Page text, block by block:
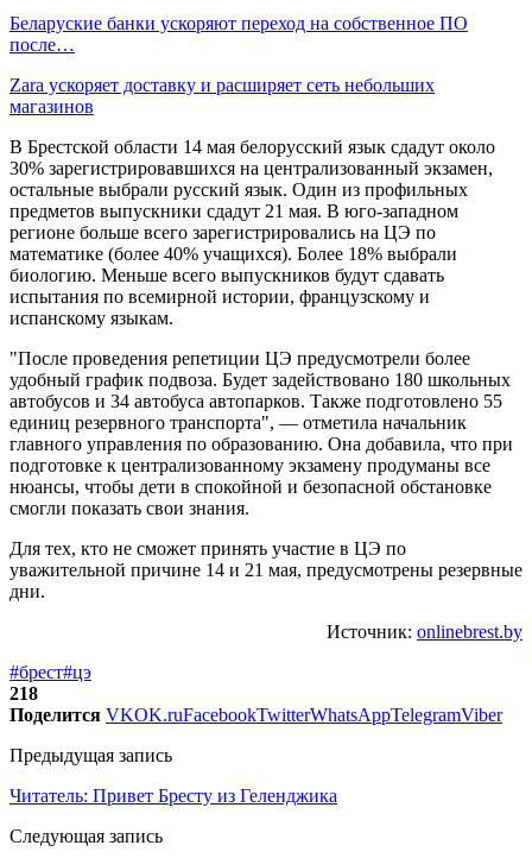
Беларуские банки ускоряют переход на собственное ПО
после…
Zara ускоряет доставку и расширяет сеть небольших
магазинов
В Брестской области 14 мая белорусский язык сдадут около
30% зарегистрировавшихся на централизованный экзамен,
остальные выбрали русский язык. Один из профильных
предметов выпускники сдадут 21 мая. В юго-западном
регионе больше всего зарегистрировались на ЦЭ по
математике (более 40% учащихся). Более 18% выбрали
биологию. Меньше всего выпускников будут сдавать
испытания по всемирной истории, французскому и
испанскому языкам.
"После проведения репетиции ЦЭ предусмотрели более
удобный график подвоза. Будет задействовано 180 школьных
автобусов и 34 автобуса автопарков. Также подготовлено 55
единиц резервного транспорта", — отметила начальник
главного управления по образованию. Она добавила, что при
подготовке к централизованному экзамену продуманы все
нюансы, чтобы дети в спокойной и безопасной обстановке
смогли показать свои знания.
Для тех, кто не сможет принять участие в ЦЭ по
уважительной причине 14 и 21 мая, предусмотрены резервные
дни.
Источник: onlinebrest.by
#брест#цэ
218
Поделится VKOK.ruFacebookTwitterWhatsAppTelegramViber
Предыдущая запись
Читатель: Привет Бресту из Геленджика
Следующая запись